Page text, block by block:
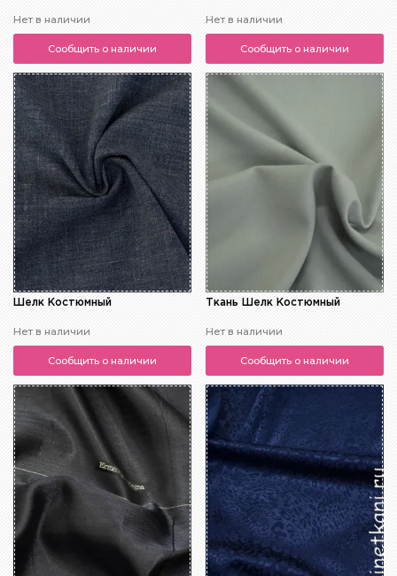
Нет в наличии
Сообщить о наличии
Нет в наличии
Сообщить о наличии
Шелк Костюмный
Нет в наличии
Сообщить о наличии
Ткань Шелк Костюмный
Нет в наличии
Сообщить о наличии